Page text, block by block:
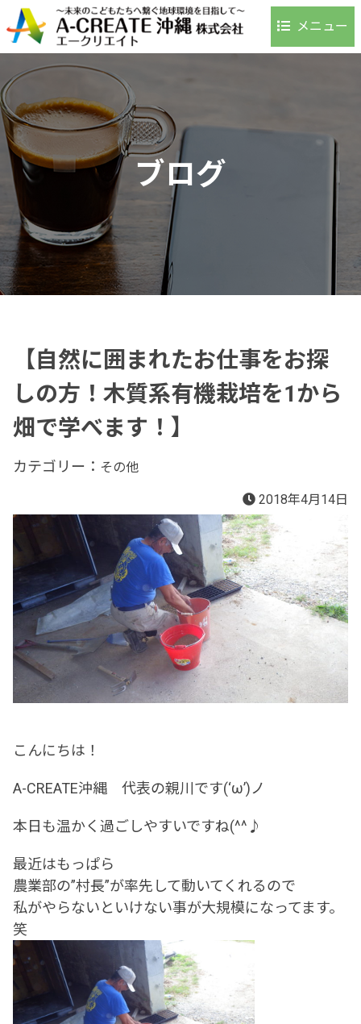
メニュー
ホーム
事業内容
環境への取り組み
事例・実績
お客様の声
よくある質問
会社案内
アクセス
採用情報
お知らせ
ブログ
【自然に囲まれたお仕事をお探
しの方！木質系有機栽培を1から
畑で学べます！】
カテゴリー： その他
2018年4月14日
こんにちは！
A-CREATE沖縄 代表の親川です(‘ω’)ノ
本日も温かく過ごしやすいですね(^^♪
最近はもっぱら
農業部の”村長”が率先して動いてくれるので
私がやらないといけない事が大規模になってます。
笑